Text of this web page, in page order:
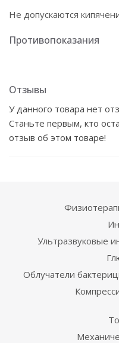
Не допускаются
Противопоказания
Отзывы
У данного товара нет
Станьте первым, кто
отзыв об этом товаре!
Ультразвуковые
Облучатели